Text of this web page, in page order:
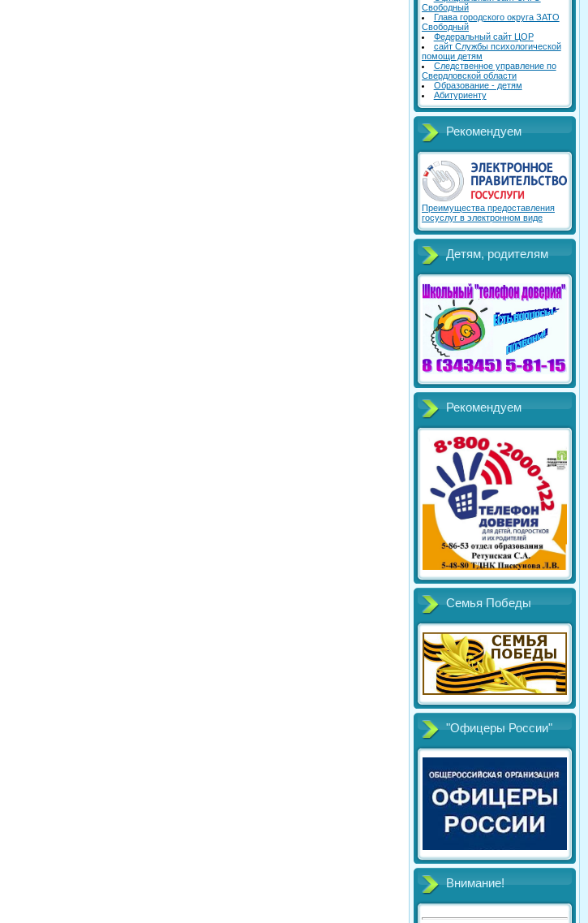
Свободный
Глава городского округа ЗАТО
Свободный
Федеральный сайт ЦОР
сайт Службы психологической
помощи детям
Следственное управление по
Свердловской области
Образование - детям
Абитуриенту
Рекомендуем
Преимущества предоставления
госуслуг в электронном виде
Детям, родителям
Рекомендуем
Семья Победы
"Офицеры России"
Внимание!